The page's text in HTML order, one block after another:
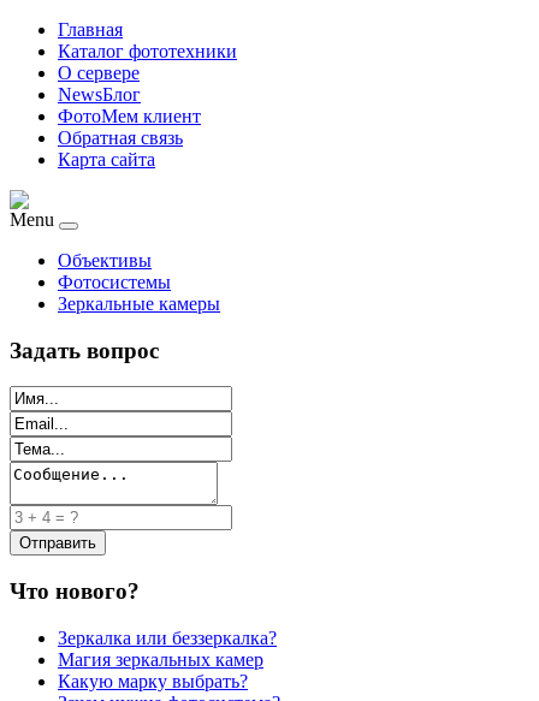
Главная
Каталог фототехники
О сервере
NewsБлог
ФотоМем клиент
Обратная связь
Карта сайта
Menu
Объективы
Фотосистемы
Зеркальные камеры
Задать вопрос
Что нового?
Зеркалка или беззеркалка?
Магия зеркальных камер
Какую марку выбрать?